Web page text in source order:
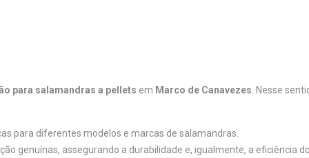
para salamandras a pellets em Marco de Canavezes . Nesse
para diferentes modelos e marcas de salamandras.
genuínas, assegurando a durabilidade e, igualmente, a eficiência